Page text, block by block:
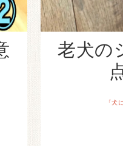
老犬の
「犬